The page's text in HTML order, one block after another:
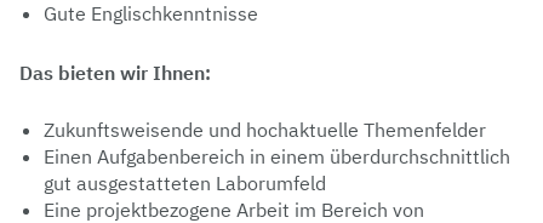
Gute Englischkenntnisse
Das bieten wir Ihnen:
Zukunftsweisende und hochaktuelle Themenfelder
Einen Aufgabenbereich in einem überdurchschnittlich
gut ausgestatteten Laborumfeld
Eine projektbezogene Arbeit im Bereich von